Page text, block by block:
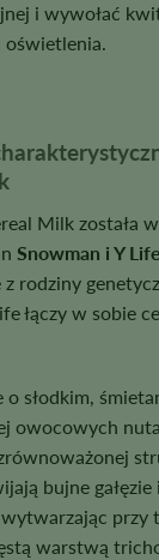
i wywołać
oświetlenia.
Milk została
Snowman i Y Life
rodziny
łączy w sobie
o słodkim,
owocowych
bujne gałęzie
przy
warstwą